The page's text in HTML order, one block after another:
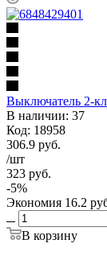
Выключатель 2-
В наличии: 37
Код: 18958
306.9 руб.
/шт
323 руб.
-5%
Экономия 16.2
В корзину